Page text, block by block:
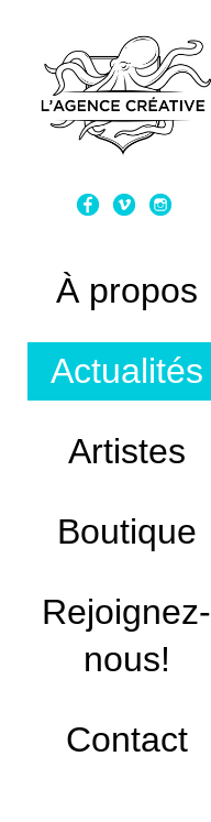
À propos
Actualités
Artistes
Boutique
Rejoignez-
nous!
Contact